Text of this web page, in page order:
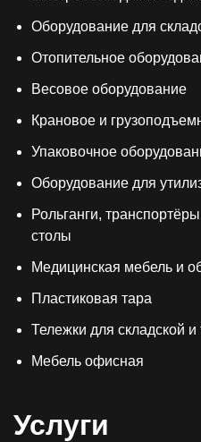
Оборудование для
Отопительное
Весовое оборудование
Крановое и
Упаковочное
Оборудование для
Рольганги,
столы
Медицинская мебель и
Пластиковая тара
Тележки для складской и
Мебель офисная
Услуги